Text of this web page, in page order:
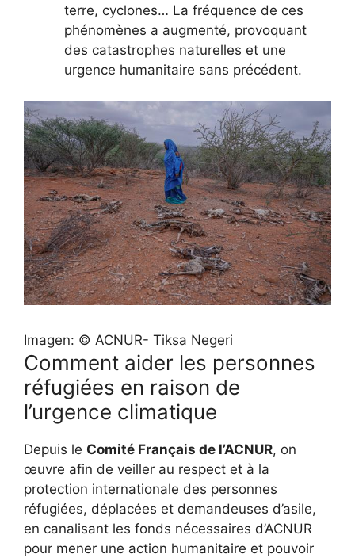
terre, cyclones… La fréquence de ces
phénomènes a augmenté, provoquant
des catastrophes naturelles et une
urgence humanitaire sans précédent.
Imagen: © ACNUR- Tiksa Negeri
Comment aider les personnes
réfugiées en raison de
l’urgence climatique
Depuis le Comité Français de l’ACNUR, on
œuvre afin de veiller au respect et à la
protection internationale des personnes
réfugiées, déplacées et demandeuses d’asile,
en canalisant les fonds nécessaires d’ACNUR
pour mener une action humanitaire et pouvoir